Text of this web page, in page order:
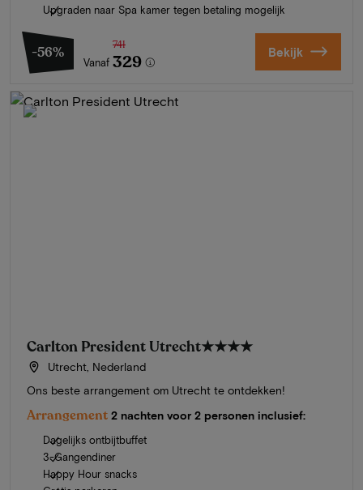
Upgraden naar Spa kamer tegen betaling mogelijk
-56%
Vanaf
741
329 Bekijk
Carlton President Utrecht★★★★
Utrecht, Nederland
Ons beste arrangement om Utrecht te ontdekken!
Arrangement 2 nachten voor 2 personen inclusief:
Dagelijks ontbijtbuffet
3-Gangendiner
Happy Hour snacks